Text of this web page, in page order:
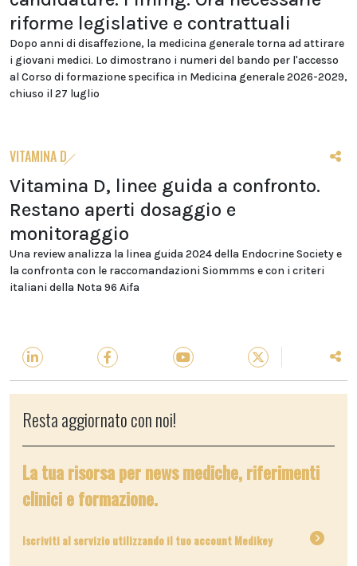
riforme legislative e contrattuali
Dopo anni di disaffezione, la medicina generale torna ad attirare
i giovani medici. Lo dimostrano i numeri del bando per l'accesso
al Corso di formazione specifica in Medicina generale 2026-2029,
chiuso il 27 luglio
VITAMINA D
Vitamina D, linee guida a confronto.
Restano aperti dosaggio e
monitoraggio
Una review analizza la linea guida 2024 della Endocrine Society e
la confronta con le raccomandazioni Siommms e con i criteri
italiani della Nota 96 Aifa
Resta aggiornato con noi!
La tua risorsa per news mediche, riferimenti
clinici e formazione.
Iscriviti al servizio utilizzando il tuo account Medikey